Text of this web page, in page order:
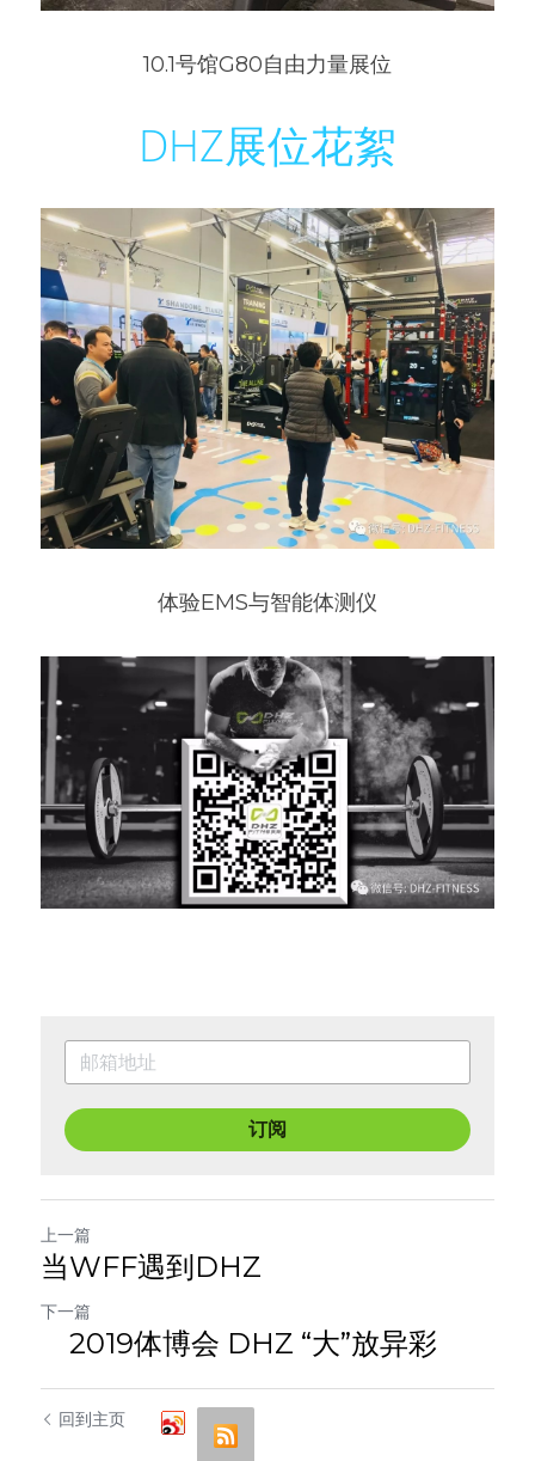
10.1号馆G80自由力量展位
DHZ展位花絮
体验EMS与智能体测仪
订阅
上一篇
当WFF遇到DHZ
下一篇
2019体博会 DHZ “大”放异彩
回到主页